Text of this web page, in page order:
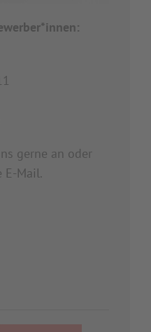
gerne an oder
E-Mail.